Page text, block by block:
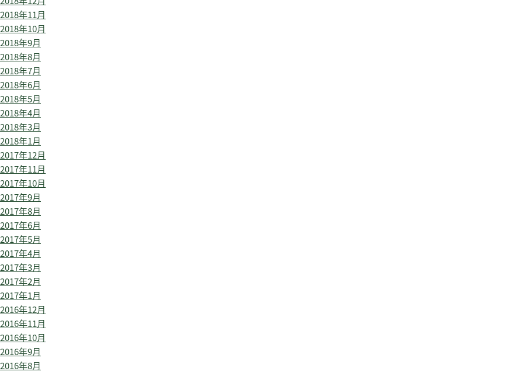
2018年11月
2018年10月
2018年9月
2018年8月
2018年7月
2018年6月
2018年5月
2018年4月
2018年3月
2018年1月
2017年12月
2017年11月
2017年10月
2017年9月
2017年8月
2017年6月
2017年5月
2017年4月
2017年3月
2017年2月
2017年1月
2016年12月
2016年11月
2016年10月
2016年9月
2016年8月